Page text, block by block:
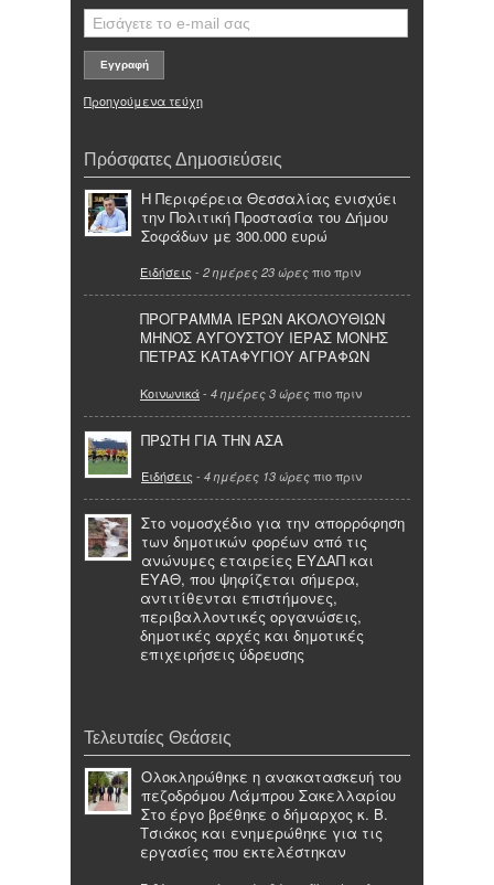
Προηγούμενα τεύχη
Πρόσφατες Δημοσιεύσεις
Η Περιφέρεια Θεσσαλίας ενισχύει
την Πολιτική Προστασία του Δήμου
Σοφάδων με 300.000 ευρώ
Ειδήσεις - 2 ημέρες 23 ώρες πιο πριν
ΠΡΟΓΡΑΜΜΑ ΙΕΡΩΝ ΑΚΟΛΟΥΘΙΩΝ
ΜΗΝΟΣ ΑΥΓΟΥΣΤΟΥ ΙΕΡΑΣ ΜΟΝΗΣ
ΠΕΤΡΑΣ ΚΑΤΑΦΥΓΙΟΥ ΑΓΡΑΦΩΝ
Κοινωνικά- 4 ημέρες 3 ώρες πιο πριν
ΠΡΩΤΗ ΓΙΑ ΤΗΝ ΑΣΑ
Ειδήσεις - 4 ημέρες 13 ώρες πιο πριν
Στο νομοσχέδιο για την απορρόφηση
των δημοτικών φορέων από τις
ανώνυμες εταιρείες ΕΥΔΑΠ και
ΕΥΑΘ, που ψηφίζεται σήμερα,
αντιτίθενται επιστήμονες,
περιβαλλοντικές οργανώσεις,
δημοτικές αρχές και δημοτικές
επιχειρήσεις ύδρευσης
Τελευταίες Θεάσεις
Ολοκληρώθηκε η ανακατασκευή του
πεζοδρόμου Λάμπρου Σακελλαρίου
Στο έργο βρέθηκε ο δήμαρχος κ. Β.
Τσιάκος και ενημερώθηκε για τις
εργασίες που εκτελέστηκαν